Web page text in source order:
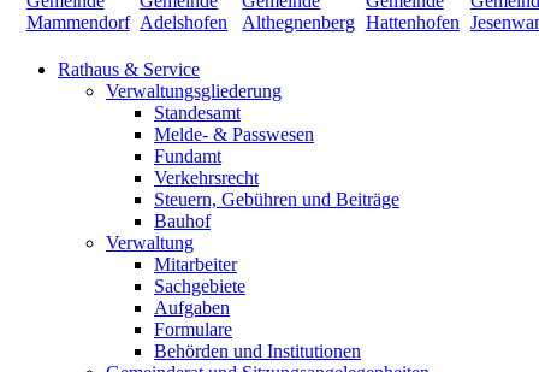
Rathaus & Service
Verwaltungsgliederung
Standesamt
Melde- & Passwesen
Fundamt
Verkehrsrecht
Steuern, Gebühren und Beiträge
Bauhof
Verwaltung
Mitarbeiter
Sachgebiete
Aufgaben
Formulare
Behörden und Institutionen